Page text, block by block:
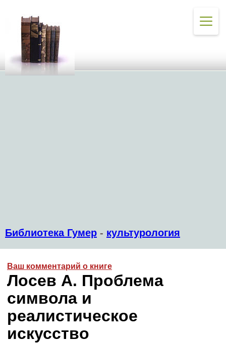
Библиотека Гумер - культурология
Ваш комментарий о книге
Лосев А. Проблема
символа и
реалистическое
искусство